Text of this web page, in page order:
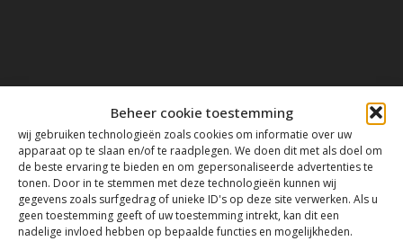
Beheer cookie toestemming
wij gebruiken technologieën zoals cookies om informatie over uw
apparaat op te slaan en/of te raadplegen. We doen dit met als doel om
de beste ervaring te bieden en om gepersonaliseerde advertenties te
tonen. Door in te stemmen met deze technologieën kunnen wij
gegevens zoals surfgedrag of unieke ID's op deze site verwerken. Als u
geen toestemming geeft of uw toestemming intrekt, kan dit een
nadelige invloed hebben op bepaalde functies en mogelijkheden.
Tanthofdreef 7 2623 EW Delft
015-2120822